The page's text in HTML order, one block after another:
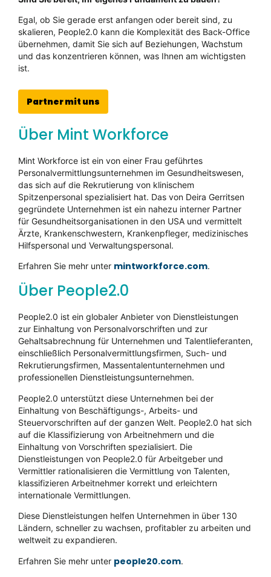
Egal, ob Sie gerade erst anfangen oder bereit sind, zu
skalieren, People2.0 kann die Komplexität des Back-Office
übernehmen, damit Sie sich auf Beziehungen, Wachstum
und das konzentrieren können, was Ihnen am wichtigsten
ist.
Partner mit uns
Über Mint Workforce
Mint Workforce ist ein von einer Frau geführtes
Personalvermittlungsunternehmen im Gesundheitswesen,
das sich auf die Rekrutierung von klinischem
Spitzenpersonal spezialisiert hat. Das von Deira Gerritsen
gegründete Unternehmen ist ein nahezu interner Partner
für Gesundheitsorganisationen in den USA und vermittelt
Ärzte, Krankenschwestern, Krankenpfleger, medizinisches
Hilfspersonal und Verwaltungspersonal.
Erfahren Sie mehr unter mintworkforce.com.
Über People2.0
People2.0 ist ein globaler Anbieter von Dienstleistungen
zur Einhaltung von Personalvorschriften und zur
Gehaltsabrechnung für Unternehmen und Talentlieferanten,
einschließlich Personalvermittlungsfirmen, Such- und
Rekrutierungsfirmen, Massentalentunternehmen und
professionellen Dienstleistungsunternehmen.
People2.0 unterstützt diese Unternehmen bei der
Einhaltung von Beschäftigungs-, Arbeits- und
Steuervorschriften auf der ganzen Welt. People2.0 hat sich
auf die Klassifizierung von Arbeitnehmern und die
Einhaltung von Vorschriften spezialisiert. Die
Dienstleistungen von People2.0 für Arbeitgeber und
Vermittler rationalisieren die Vermittlung von Talenten,
klassifizieren Arbeitnehmer korrekt und erleichtern
internationale Vermittlungen.
Diese Dienstleistungen helfen Unternehmen in über 130
Ländern, schneller zu wachsen, profitabler zu arbeiten und
weltweit zu expandieren.
Erfahren Sie mehr unter people20.com.